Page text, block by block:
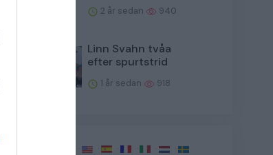
2 år sedan 940
Linn Svahn tvåa
efter spurtstrid
1 år sedan 918
· · · · ·
·